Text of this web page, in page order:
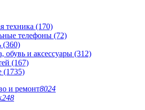
техника (170)
телефоны (72)
(360)
обувь и аксессуары (312)
(167)
(1735)
и ремонт8024
248